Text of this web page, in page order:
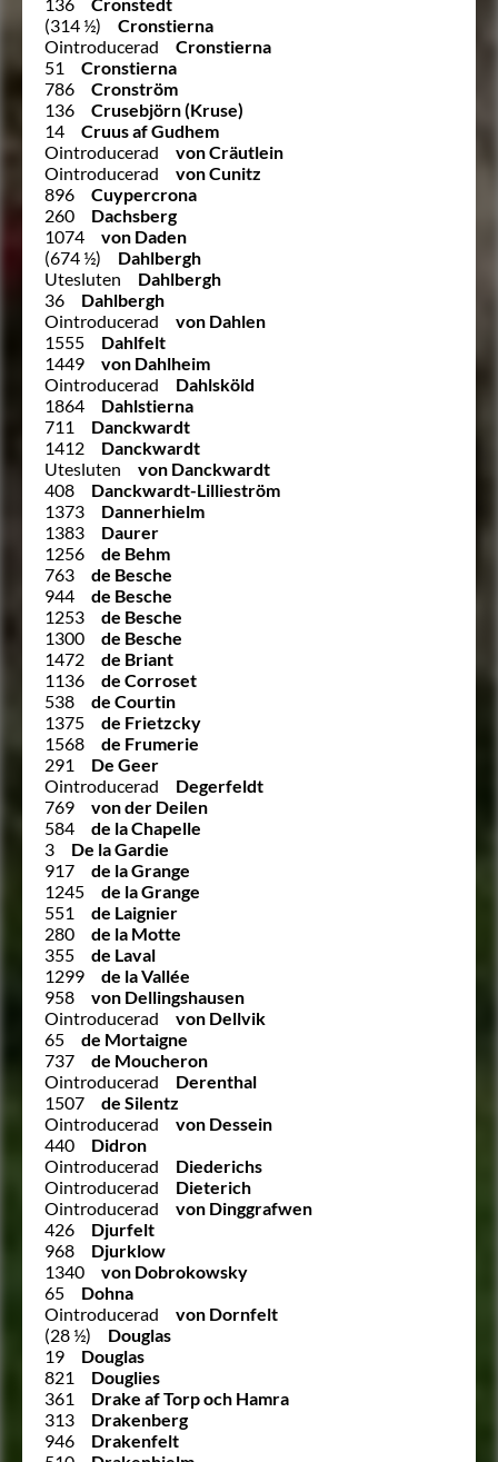
(314 ½)
Cronstierna
Ointroducerad
Cronstierna
51
Cronstierna
786
Cronström
136
Crusebjörn (Kruse)
14
Cruus af Gudhem
Ointroducerad
von Cräutlein
Ointroducerad
von Cunitz
896
Cuypercrona
260
Dachsberg
1074
von Daden
(674 ½)
Dahlbergh
Utesluten
Dahlbergh
36
Dahlbergh
Ointroducerad
von Dahlen
1555
Dahlfelt
1449
von Dahlheim
Ointroducerad
Dahlsköld
1864
Dahlstierna
711
Danckwardt
1412
Danckwardt
Utesluten
von Danckwardt
408
Danckwardt-Lillieström
1373
Dannerhielm
1383
Daurer
1256
de Behm
763
de Besche
944
de Besche
1253
de Besche
1300
de Besche
1472
de Briant
1136
de Corroset
538
de Courtin
1375
de Frietzcky
1568
de Frumerie
291
De Geer
Ointroducerad
Degerfeldt
769
von der Deilen
584
de la Chapelle
3
De la Gardie
917
de la Grange
1245
de la Grange
551
de Laignier
280
de la Motte
355
de Laval
1299
de la Vallée
958
von Dellingshausen
Ointroducerad
von Dellvik
65
de Mortaigne
737
de Moucheron
Ointroducerad
Derenthal
1507
de Silentz
Ointroducerad
von Dessein
440
Didron
Ointroducerad
Diederichs
Ointroducerad
Dieterich
Ointroducerad
von Dinggrafwen
426
Djurfelt
968
Djurklow
1340
von Dobrokowsky
65
Dohna
Ointroducerad
von Dornfelt
(28 ½)
Douglas
19
Douglas
821
Douglies
361
Drake af Torp och Hamra
313
Drakenberg
946
Drakenfelt